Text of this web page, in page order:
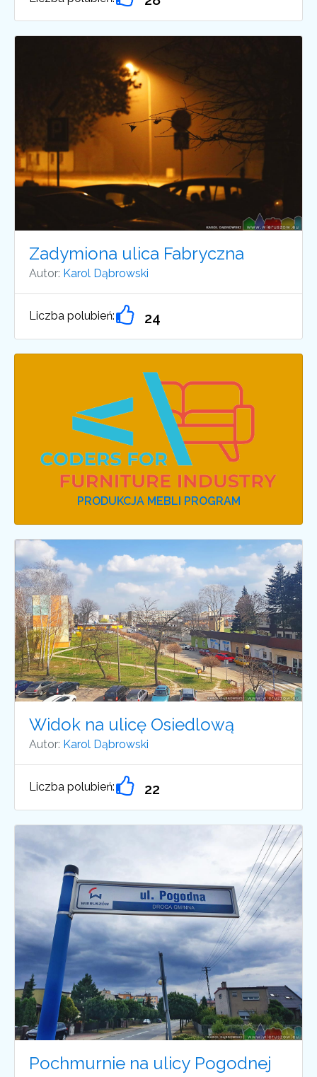
Zadymiona ulica Fabryczna
Autor: Karol Dąbrowski
Liczba polubień: 24
PRODUKCJA MEBLI PROGRAM
Widok na ulicę Osiedlową
Autor: Karol Dąbrowski
Liczba polubień: 22
Pochmurnie na ulicy Pogodnej